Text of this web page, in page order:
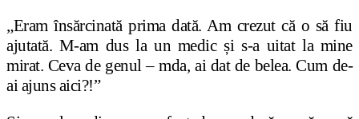
„Eram însărcinată prima dată. Am crezut că o să fiu
ajutată. M-am dus la un medic și s-a uitat la mine
mirat. Ceva de genul – mda, ai dat de belea. Cum de-
ai ajuns aici?!”